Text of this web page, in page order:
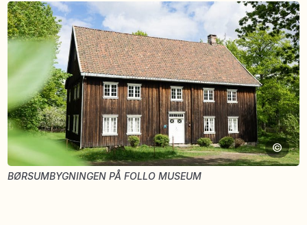
BØRSUMBYGNINGEN PÅ FOLLO MUSEUM
©